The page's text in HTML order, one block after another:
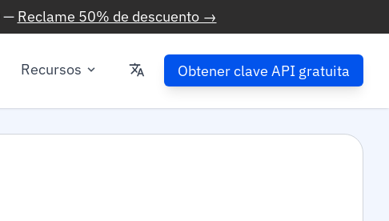
— Reclame 50% de descuento →
Recursos Obtener clave API gratuita